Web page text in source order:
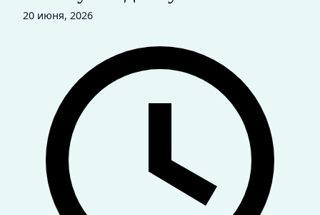
20 июня, 2026